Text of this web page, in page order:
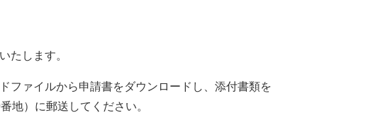
たします。
ァイルから申請書をダウンロードし、添付書類を
地）に郵送してください。